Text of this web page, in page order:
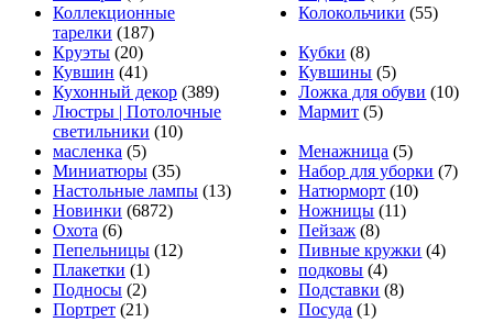
Коллекционные
тарелки (187)
Колокольчики (55)
Круэты (20) Кубки (8)
Кувшин (41) Кувшины (5)
Кухонный декор (389) Ложка для обуви (10)
Люстры | Потолочные
светильники (10)
Мармит (5)
масленка (5) Менажница (5)
Миниатюры (35) Набор для уборки (7)
Настольные лампы (13) Натюрморт (10)
Новинки (6872) Ножницы (11)
Охота (6) Пейзаж (8)
Пепельницы (12) Пивные кружки (4)
Плакетки (1) подковы (4)
Подносы (2) Подставки (8)
Портрет (21) Посуда (1)